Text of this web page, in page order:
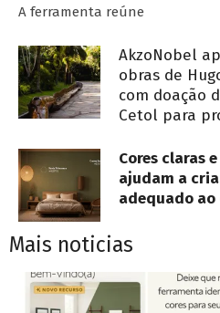
A ferramenta reúne
AkzoNobel
obras de
com doação
Cetol para
Cores claras
ajudam a
adequado ao
Mais noticias